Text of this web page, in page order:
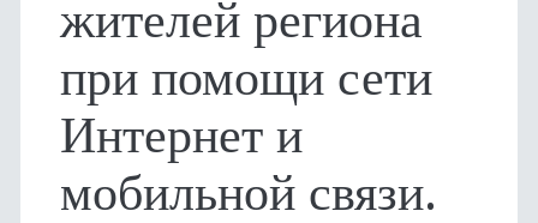
жителей региона
при помощи сети
Интернет и
мобильной связи.